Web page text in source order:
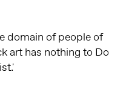
domain of people of
art has nothing to Do